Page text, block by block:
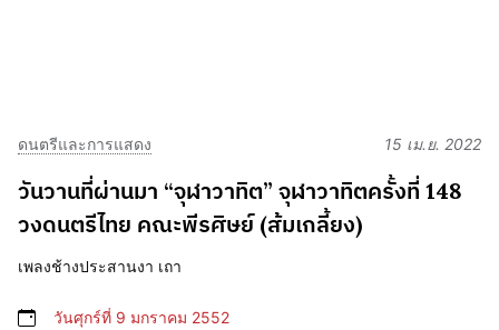
ดนตรีและการแสดง 15 เม.ย. 2022
วันวานที่ผ่านมา “จุฬาวาทิต” จุฬาวาทิตครั้งที่ 148
วงดนตรีไทย คณะพีรศิษย์ (ส้มเกลี้ยง)
เพลงช้างประสานงา เถา
วันศุกร์ที่ 9 มกราคม 2552